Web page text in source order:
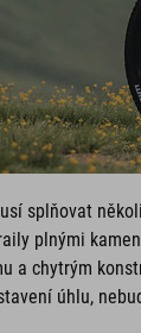
splňovat
plnými
a chytrým
úhlu,